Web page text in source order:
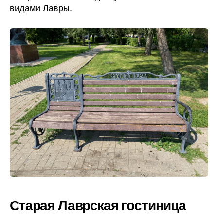
видами Лавры.
Старая Лаврская гостиница